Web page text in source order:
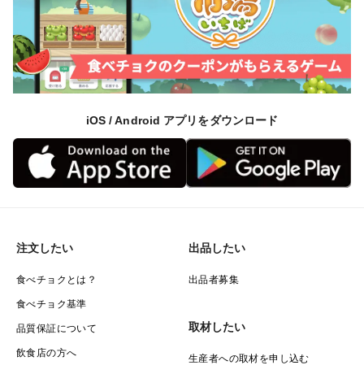
⑧ 土用干し（晴れが3日以上続く7～8月頃）
梅と梅酢を別にし、梅を3日間天日干しする
夜は取り込んで翌日また干す
干した梅を再び梅酢に戻すか、そのまま保存する
【保存】
冷暗所か冷蔵庫で保存
✅ ポイントまとめ
冷凍梅でも失敗しにくいが、皮が破れやすいのでやさし
く扱う
iOS / Android アプリをダウンロード
注文したい
食べチョクとは？
食べチョク基準
品質保証について
飲食店の方へ
出品したい
出品者募集
取材したい
生産者への取材を申し込む